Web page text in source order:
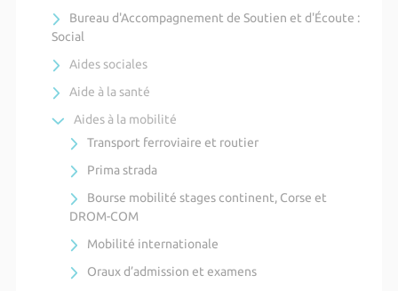
Bureau d'Accompagnement de Soutien et d'Écoute :
Social
Aides sociales
Aide à la santé
Aides à la mobilité
Transport ferroviaire et routier
Prima strada
Bourse mobilité stages continent, Corse et
DROM-COM
Mobilité internationale
Oraux d’admission et examens